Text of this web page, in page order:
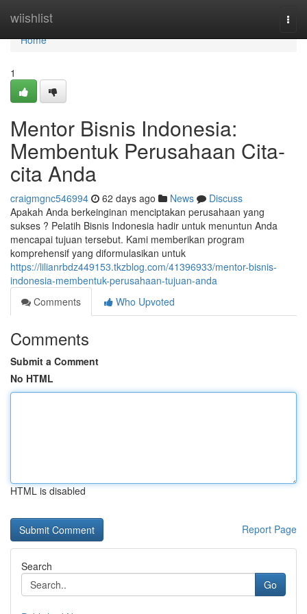
wiishlist
Home
Home
1
Mentor Bisnis Indonesia:
Membentuk Perusahaan Cita-
cita Anda
craigmgnc546994 62 days ago News
Discuss
Apakah Anda berkeinginan menciptakan perusahaan yang
sukses ? Pelatih Bisnis Indonesia hadir untuk menuntun Anda
mencapai tujuan tersebut. Kami memberikan program
komprehensif yang diformulasikan untuk
https://lilianrbdz449153.tkzblog.com/41396933/mentor-bisnis-
indonesia-membentuk-perusahaan-tujuan-anda
Comments
Who Upvoted
Comments
Submit a Comment
No HTML
HTML is disabled
Report Page
Search
Go